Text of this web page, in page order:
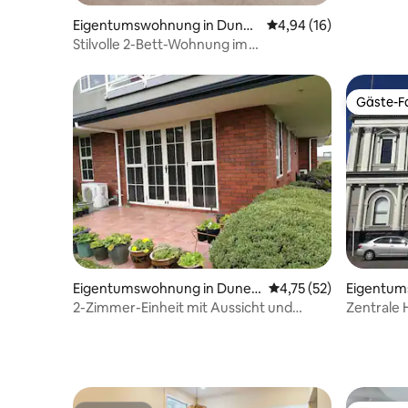
Eigentumswohnung in Duned
in
Durchschnittliche
4,94 (16)
Stilvolle 2-Bett-Wohnung im
Eigentumswohnung in Duned
in
Durchschnittliche
4,75 (52)
2-Zimmer-Einheit mit Aussicht und
Gäste-
Gäste-
din
Zentrale